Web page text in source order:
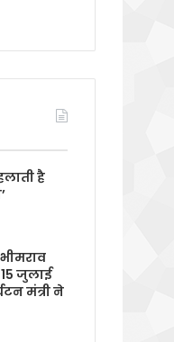
है
जुलाई
मंत्री ने